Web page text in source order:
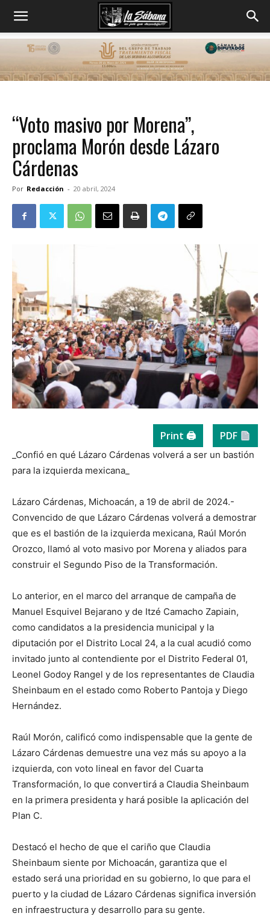
“Voto masivo por Morena”,
proclama Morón desde Lázaro
Cárdenas
Por Redacción - 20 abril, 2024
Print 🖨 PDF
_Confió en qué Lázaro Cárdenas volverá a ser un bastión
para la izquierda mexicana_
Lázaro Cárdenas, Michoacán, a 19 de abril de 2024.-
Convencido de que Lázaro Cárdenas volverá a demostrar
que es el bastión de la izquierda mexicana, Raúl Morón
Orozco, llamó al voto masivo por Morena y aliados para
construir el Segundo Piso de la Transformación.
Lo anterior, en el marco del arranque de campaña de
Manuel Esquivel Bejarano y de Itzé Camacho Zapiain,
como candidatos a la presidencia municipal y la
diputación por el Distrito Local 24, a la cual acudió como
invitado junto al contendiente por el Distrito Federal 01,
Leonel Godoy Rangel y de los representantes de Claudia
Sheinbaum en el estado como Roberto Pantoja y Diego
Hernández.
Raúl Morón, calificó como indispensable que la gente de
Lázaro Cárdenas demuestre una vez más su apoyo a la
izquierda, con voto lineal en favor del Cuarta
Transformación, lo que convertirá a Claudia Sheinbaum
en la primera presidenta y hará posible la aplicación del
Plan C.
Destacó el hecho de que el cariño que Claudia
Sheinbaum siente por Michoacán, garantiza que el
estado será una prioridad en su gobierno, lo que para el
puerto y la ciudad de Lázaro Cárdenas significa inversión
en infraestructura y desarrollo para su gente.